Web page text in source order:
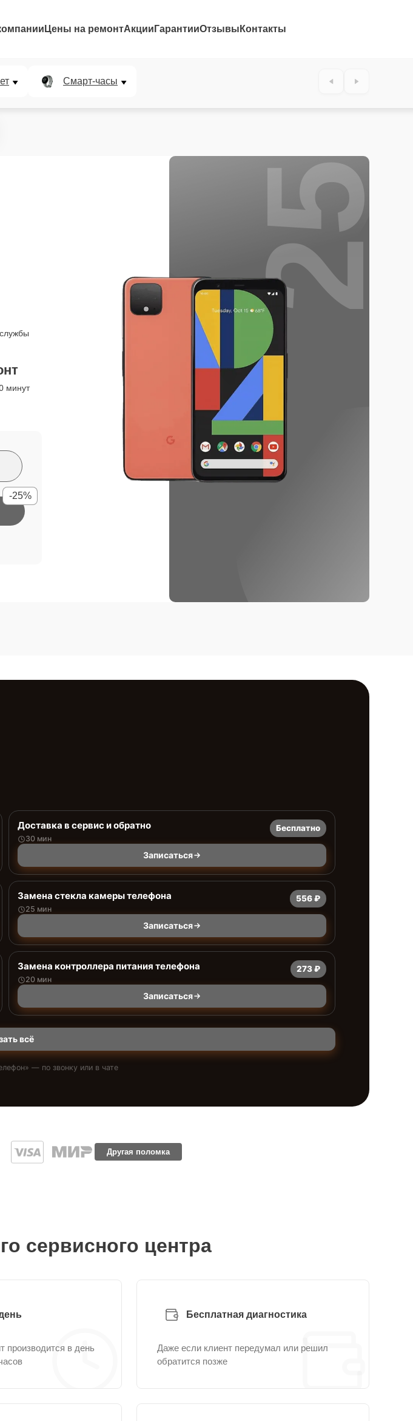
Цены на ремонтАкции ГарантииОтзывы Контакты
Смарт-часы
минут
-25%
25%
Доставка в сервис и обратно
30 мин
Бесплатно
Записаться
Замена стекла камеры телефона
25 мин
556 ₽
Записаться
Замена контроллера питания телефона
20 мин
273 ₽
Записаться
всё
» — по звонку или в чате
Другая поломка
сервисного центра
производится в день
Бесплатная диагностика
Даже если клиент передумал или решил
обратится позже